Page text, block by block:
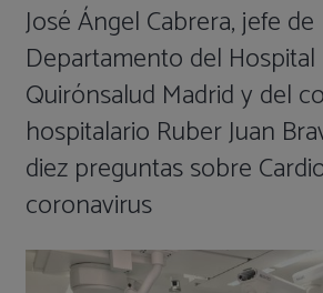
José Ángel Cabrera, jefe de
Departamento del
Quirónsalud Madrid y del
hospitalario Ruber Juan
diez preguntas sobre
coronavirus